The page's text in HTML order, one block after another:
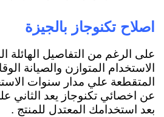
اصلاح تكنوجاز بالجيزة
على الرغم من التفاصيل الهائلة
الاستخدام المتوازن والصيانة
المتقطعة علي مدار سنوات
عن اخصائي تكنوجاز يعد الثاني
بعد استخدامك المعتدل للمنتج .